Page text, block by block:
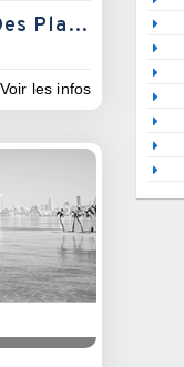
Hôtel Le Jardin Des Plantes
Voir les infos